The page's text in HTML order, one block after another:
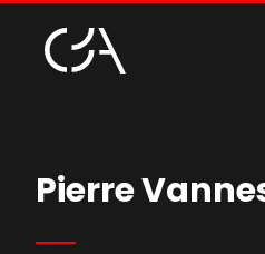
Pierre